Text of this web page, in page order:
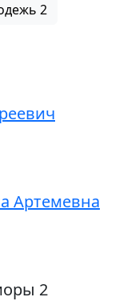
2
Артемевна
2